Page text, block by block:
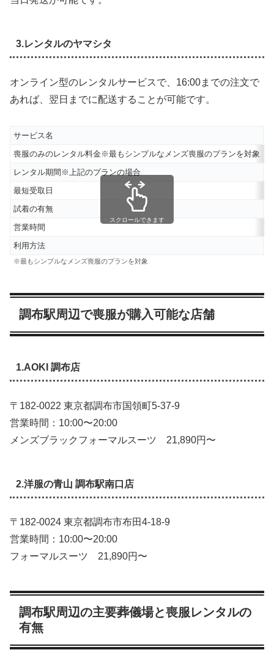
3.レンタルのヤマシタ
オンライン型のレンタルサービスで、16:00までの注文で
あれば、翌日までに配送することが可能です。
サービス名
喪服のみのレンタル料金※最もシンプルなメンズ喪服のプランを対象
レンタル期間※上記のプランの場合
最短受取日
試着の有無
営業時間
利用方法
スクロールできます
※最もシンプルなメンズ喪服のプランを対象
調布駅周辺で喪服が購入可能な店舗
1.AOKI 調布店
〒182‑0022 東京都調布市国領町5‑37‑9
営業時間：10:00〜20:00
メンズブラックフォーマルスーツ 21,890円〜
2.洋服の青山 調布駅南口店
〒182‑0024 東京都調布市布田4‑18‑9
営業時間：10:00〜20:00
フォーマルスーツ 21,890円〜
調布駅周辺の主要葬儀場と喪服レンタルの
有無